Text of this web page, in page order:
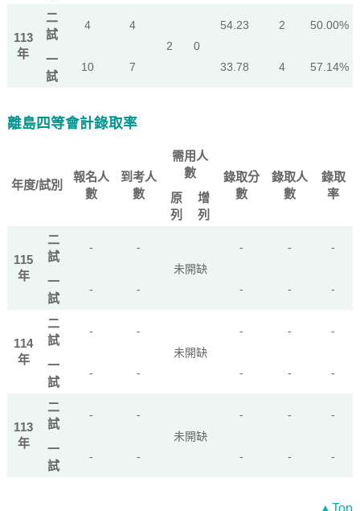
113
年
二
試
4
4
2
0
54.23 2 50.00%
一
試
10 7 33.78 4 57.14%
離島四等會計錄取率
年度/試別
報名人
數
到考人
數
需用人
數
錄取分
數
錄取人
數
錄取
率
原
列
增
列
115
年
二
試
-
-
未開缺
- - -
一
試
- - - - -
114
年
二
試
-
-
未開缺
- - -
一
試
- - - - -
113
年
二
試
-
-
未開缺
- - -
一
試
- - - - -
▲Top